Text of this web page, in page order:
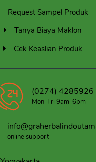
Request Sampel Produk
Tanya Biaya Maklon
Cek Keaslian Produk
(0274) 4285926
Mon-Fri 9am-6pm
online support